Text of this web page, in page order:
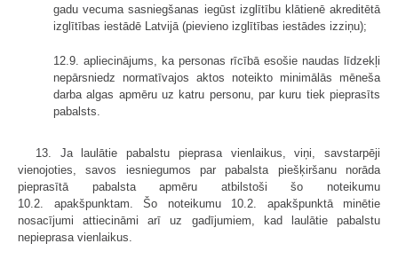
gadu vecuma sasniegšanas iegūst izglītību klātienē akreditētā
izglītības iestādē Latvijā (pievieno izglītības iestādes izziņu);
12.9. apliecinājums, ka personas rīcībā esošie naudas līdzekļi
nepārsniedz normatīvajos aktos noteikto minimālās mēneša
darba algas apmēru uz katru personu, par kuru tiek pieprasīts
pabalsts.
13. Ja laulātie pabalstu pieprasa vienlaikus, viņi, savstarpēji
vienojoties, savos iesniegumos par pabalsta piešķiršanu norāda
pieprasītā pabalsta apmēru atbilstoši šo noteikumu
10.2. apakšpunktam. Šo noteikumu 10.2. apakšpunktā minētie
nosacījumi attiecināmi arī uz gadījumiem, kad laulātie pabalstu
nepieprasa vienlaikus.